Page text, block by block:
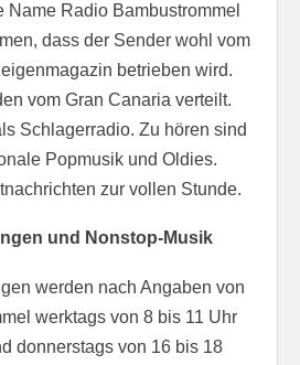
Name Radio Bambustrommel
dass der Sender wohl vom
betrieben wird.
vom Gran Canaria verteilt.
Schlagerradio. Zu hören sind
Popmusik und Oldies.
zur vollen Stunde.
und Nonstop-Musik
werden nach Angaben von
werktags von 8 bis 11 Uhr
donnerstags von 16 bis 18